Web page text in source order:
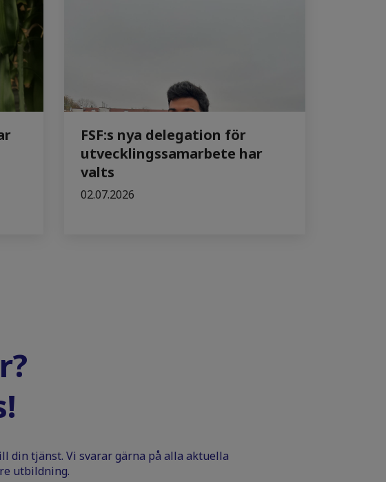
FSF:s nya delegation för
utvecklingssamarbete har
valts
02.07.2026
din tjänst. Vi svarar gärna på alla aktuella
utbildning.